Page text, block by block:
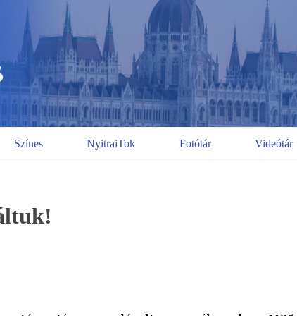
Színes NyitraiTok Fotótár Videótár